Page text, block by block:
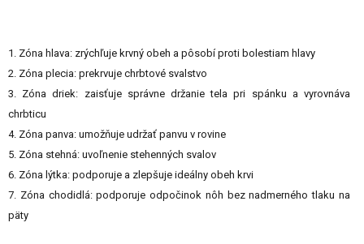
1. Zóna hlava: zrýchľuje krvný obeh a pôsobí proti bolestiam hlavy
2. Zóna plecia: prekrvuje chrbtové svalstvo
3. Zóna driek: zaisťuje správne držanie tela pri spánku a vyrovnáva
chrbticu
4. Zóna panva: umožňuje udržať panvu v rovine
5. Zóna stehná: uvoľnenie stehenných svalov
6. Zóna lýtka: podporuje a zlepšuje ideálny obeh krvi
7. Zóna chodidlá: podporuje odpočinok nôh bez nadmerného tlaku na
päty